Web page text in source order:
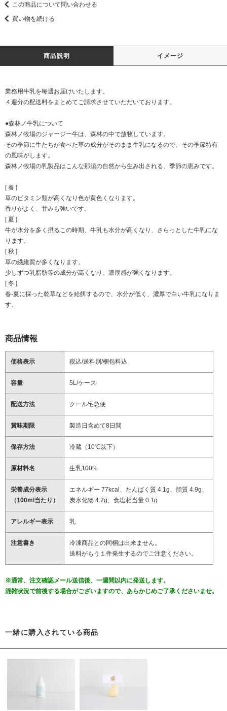
この商品について問い合わせる
買い物を続ける
商品説明 イメージ
業務用牛乳を毎週お届けいたします。
４週分の配送料をまとめてご請求させていただいております。
●森林ノ牛乳について
森林ノ牧場のジャージー牛は、森林の中で放牧しています。
その季節に牛たちが食べた草の成分がそのまま牛乳になるので、その季節特有
の風味がします。
森林ノ牧場の乳製品はこんな那須の自然から生み出される、季節の恵みです。
[ 春 ]
草のビタミン類が高くなり色が黄色くなります。
香りがよく、甘みも強いです。
[ 夏 ]
牛が水分を多く摂るこの時期、牛乳も水分が高くなり、さらっとした牛乳にな
ります。
[ 秋 ]
草の繊維質が多くなります。
少しずつ乳脂肪等の成分が高くなり、濃厚感が強くなります。
[ 冬 ]
春-夏に採った乾草などを給餌するので、水分が低く、濃厚で白い牛乳になりま
す。
商品情報
価格表示 税込/送料別/梱包料込
容量 5L/ケース
配送方法 クール宅急便
賞味期限 製造日含めて8日間
保存方法 冷蔵（10℃以下）
原材料名 生乳100%
栄養成分表示
（100ml当たり）
エネルギー 77kcal、たんぱく質 4.1g、脂質 4.9g、
炭水化物 4.2g、食塩相当量 0.1g
アレルギー表示 乳
注意書き
冷凍商品との同梱は出来ません。
送料がもう１件発生するのでご注意ください。
※通常、注文確認メール送信後、一週間以内に発送します。
混雑状況で前後する場合がございますので、あらかじめご了承くださいませ。
一緒に購入されている商品